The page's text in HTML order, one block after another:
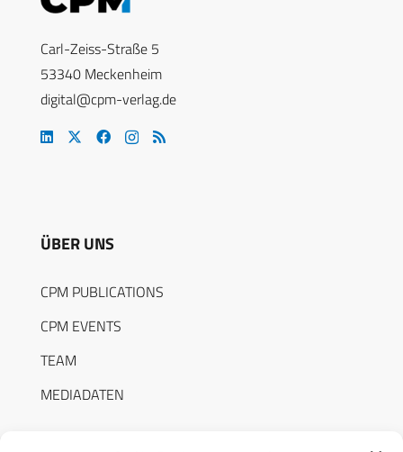
Carl-Zeiss-Straße 5
53340 Meckenheim
digital@cpm-verlag.de
ÜBER UNS
CPM PUBLICATIONS
CPM EVENTS
TEAM
MEDIADATEN